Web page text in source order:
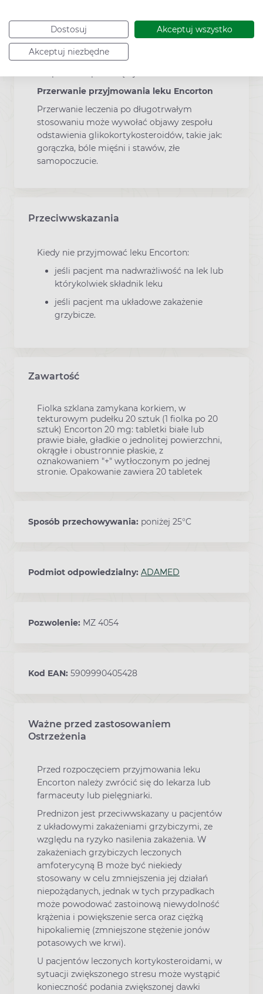
Dostosuj Akceptuj wszystko
Akceptuj niezbędne
najszybciej lub, jeśli zbliża się pora dawki
następnej, pominiętą dawkę opuścić. Nie
należy zażywać dwóch dawek na raz. Nie
należy stosować dawki podwójnej w celu
Przerwanie przyjmowania leku Encorton
Przerwanie leczenia po długotrwałym
stosowaniu może wywołać objawy zespołu
odstawienia glikokortykosteroidów, takie jak:
gorączka, bóle mięśni i stawów, złe
samopoczucie.
Przeciwwskazania
Kiedy nie przyjmować leku Encorton:
jeśli pacjent ma nadwrażliwość na lek lub
którykolwiek składnik leku
jeśli pacjent ma układowe zakażenie
grzybicze.
Zawartość
Fiolka szklana zamykana korkiem, w
tekturowym pudełku 20 sztuk (1 fiolka po 20
sztuk) Encorton 20 mg: tabletki białe lub
prawie białe, gładkie o jednolitej powierzchni,
okrągłe i obustronnie płaskie, z
oznakowaniem "+" wytłoczonym po jednej
stronie. Opakowanie zawiera 20 tabletek
Sposób przechowywania: poniżej 25°C
Podmiot odpowiedzialny: ADAMED
Pozwolenie: MZ 4054
Kod EAN: 5909990405428
Ważne przed zastosowaniem
Ostrzeżenia
Przed rozpoczęciem przyjmowania leku
Encorton należy zwrócić się do lekarza lub
farmaceuty lub pielęgniarki.
Prednizon jest przeciwwskazany u pacjentów
z układowymi zakażeniami grzybiczymi, ze
względu na ryzyko nasilenia zakażenia. W
zakażeniach grzybiczych leczonych
amfoterycyną B może być niekiedy
stosowany w celu zmniejszenia jej działań
niepożądanych, jednak w tych przypadkach
może powodować zastoinową niewydolność
krążenia i powiększenie serca oraz ciężką
hipokaliemię (zmniejszone stężenie jonów
potasowych we krwi).
U pacjentów leczonych kortykosteroidami, w
sytuacji zwiększonego stresu może wystąpić
konieczność podania zwiększonej dawki